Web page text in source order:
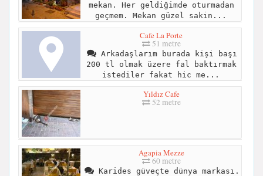
mekan. Her geldiğimde oturmadan
geçmem. Mekan güzel sakin...
Cafe La Porte
51 metre
Arkadaşlarım burada kişi başı
200 tl olmak üzere fal baktırmak
istediler fakat hic me...
Yıldız Cafe
52 metre
Agapia Mezze
60 metre
Karides güveçte dünya markası.